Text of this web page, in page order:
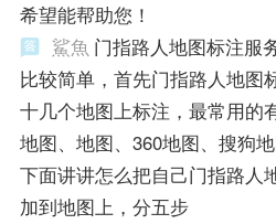
希望能帮助您！
鯊魚 门指路人地图标注服
比较简单，首先门指路人地图
十几个地图上标注，最常用的
地图、地图、360地图、搜狗
下面讲讲怎么把自己门指路人
加到地图上，分五步